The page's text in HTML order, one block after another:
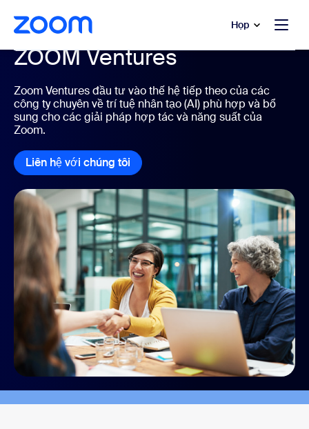
đến nội dung chính
trò chuyện trợ giúp Họp
ZOOM Ventures
Zoom Ventures đầu tư vào thế hệ tiếp theo của các
công ty chuyên về trí tuệ nhân tạo (AI) phù hợp và bổ
sung cho các giải pháp hợp tác và năng suất của
Zoom.
Liên hệ với chúng tôi Liên hệ với chúng tôi